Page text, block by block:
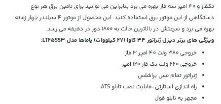
تکفاز و 40 امپر سه فاز بهره می برد بنابراین می توانید برای تامین برق هر نوع
دستگاهی از این موتور برق استفاده کنید. این محصول از موتور 4 سیلندر چهار زمانه
بهره می برد و سرعتش در بالاترین حالت به 1800 دور در دقیقه می رسد.
ویژگی های برتر دیزل ژنراتور 34 کاوا (27 کیلووات) یاماها مدل LT25SS3:
خروجی 380 ولت 40 امپر 3 فاز
خروجی 220 ولت تک فاز 120 امپر
ژنراتور تمام مس براشلس
راه اندازی استارتی-قابلیت نصب تابلو ATS
مجهز به تابلو فول